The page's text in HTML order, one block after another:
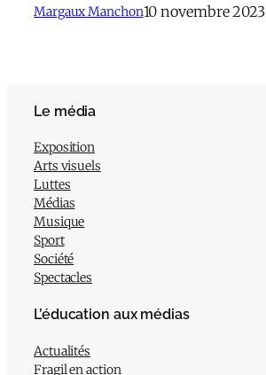
Margaux Manchon10 novembre 2023
Le média
Exposition
Arts visuels
Luttes
Médias
Musique
Sport
Société
Spectacles
L’éducation aux médias
Actualités
Fragil en action